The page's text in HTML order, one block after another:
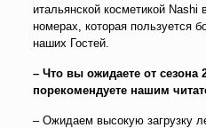
итальянской косметикой Nashi
номерах, которая пользуется
наших Гостей.
– Что вы ожидаете от сезона
порекомендуете нашим
– Ожидаем высокую загрузку